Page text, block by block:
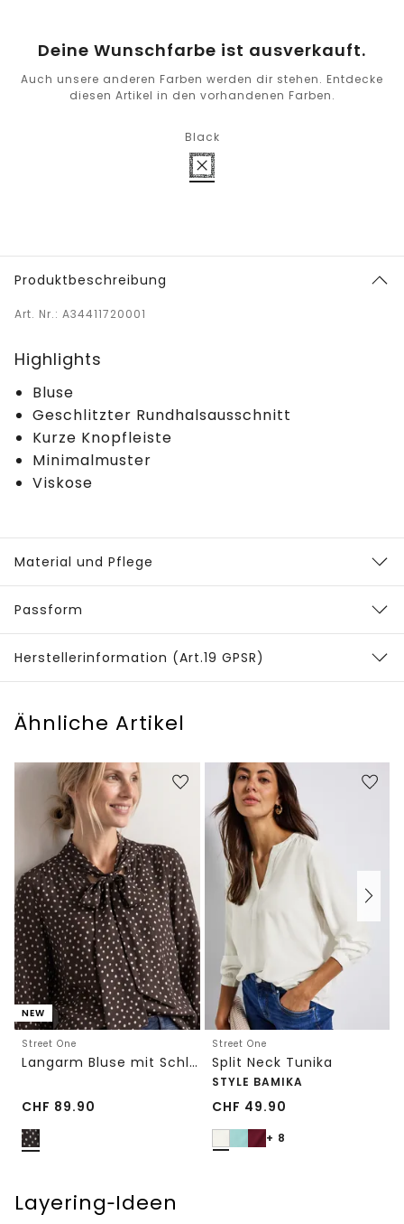
Deine Wunschfarbe ist ausverkauft.
Auch unsere anderen Farben werden dir stehen. Entdecke
diesen Artikel in den vorhandenen Farben.
Black
Produktbeschreibung
Art. Nr.: A34411720001
Highlights
Bluse
Geschlitzter Rundhalsausschnitt
Kurze Knopfleiste
Minimalmuster
Viskose
Material und Pflege
Passform
Herstellerinformation (Art.19 GPSR)
Ähnliche Artikel
NEW
Street One
Langarm Bluse mit Schleifendetail
CHF 89.90
Street One
Split Neck Tunika
STYLE BAMIKA
CHF 49.90
+ 8
Layering‑Ideen